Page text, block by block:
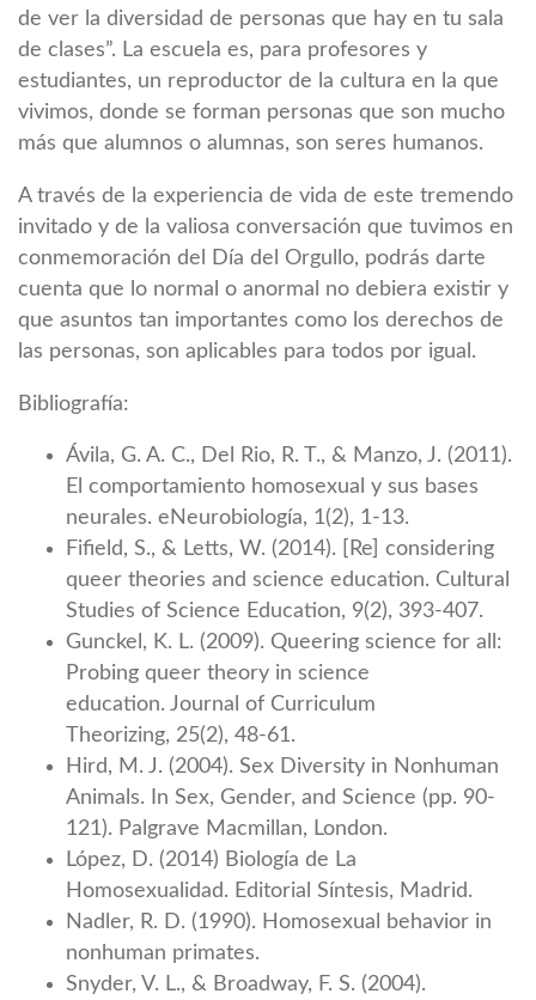
de ver la diversidad de personas que hay en tu sala
de clases”. La escuela es, para profesores y
estudiantes, un reproductor de la cultura en la que
vivimos, donde se forman personas que son mucho
más que alumnos o alumnas, son seres humanos.
A través de la experiencia de vida de este tremendo
invitado y de la valiosa conversación que tuvimos en
conmemoración del Día del Orgullo, podrás darte
cuenta que lo normal o anormal no debiera existir y
que asuntos tan importantes como los derechos de
las personas, son aplicables para todos por igual.
Bibliografía:
Ávila, G. A. C., Del Rio, R. T., & Manzo, J. (2011).
El comportamiento homosexual y sus bases
neurales. eNeurobiología, 1(2), 1-13.
Fifield, S., & Letts, W. (2014). [Re] considering
queer theories and science education. Cultural
Studies of Science Education, 9(2), 393-407.
Gunckel, K. L. (2009). Queering science for all:
Probing queer theory in science
education. Journal of Curriculum
Theorizing, 25(2), 48-61.
Hird, M. J. (2004). Sex Diversity in Nonhuman
Animals. In Sex, Gender, and Science (pp. 90-
121). Palgrave Macmillan, London.
López, D. (2014) Biología de La
Homosexualidad. Editorial Síntesis, Madrid.
Nadler, R. D. (1990). Homosexual behavior in
nonhuman primates.
Snyder, V. L., & Broadway, F. S. (2004).